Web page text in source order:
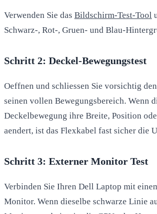
Verwenden Sie das Bildschirm-Test-Tool
Schwarz-, Rot-, Gruen- und Blau-
Schritt 2: Deckel-Bewegungstest
Oeffnen und schliessen Sie vorsichtig
seinen vollen Bewegungsbereich. Wenn
Deckelbewegung ihre Breite, Position
aendert, ist das Flexkabel fast sicher die
Schritt 3: Externer Monitor Test
Verbinden Sie Ihren Dell Laptop mit
Monitor. Wenn dieselbe schwarze Linie